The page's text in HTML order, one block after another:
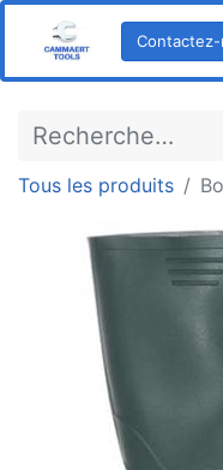
Tous les produits